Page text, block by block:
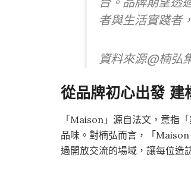
台。品牌期望透
者與生活實踐者
資料來源@楠弘
從品牌初心出發 建
「Maison」源自法文，意指
品味。對楠弘而言，「
過開放交流的場域，讓每位造